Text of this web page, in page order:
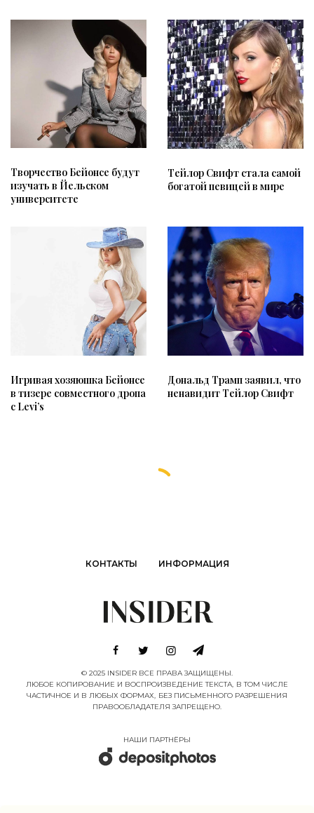
Творчество Бейонсе будут
изучать в Йельском
университете
Тейлор Свифт стала самой
богатой певицей в мире
Игривая хозяюшка Бейонсе
в тизере совместного дропа
с Levi’s
Дональд Трамп заявил, что
ненавидит Тейлор Свифт
КОНТАКТЫ ИНФОРМАЦИЯ
© 2025 INSIDER ВСЕ ПРАВА ЗАЩИЩЕНЫ.
ЛЮБОЕ КОПИРОВАНИЕ И ВОСПРОИЗВЕДЕНИЕ ТЕКСТА, В ТОМ ЧИСЛЕ
ЧАСТИЧНОЕ И В ЛЮБЫХ ФОРМАХ, БЕЗ ПИСЬМЕННОГО РАЗРЕШЕНИЯ
ПРАВООБЛАДАТЕЛЯ ЗАПРЕЩЕНО.
НАШИ ПАРТНËРЫ